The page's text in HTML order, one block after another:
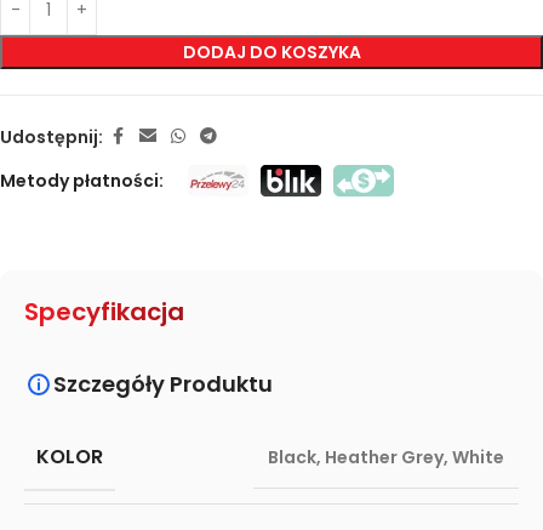
DODAJ DO KOSZYKA
Udostępnij:
Metody płatności:
Specyfikacja
Szczegóły Produktu
KOLOR Black, Heather Grey, White